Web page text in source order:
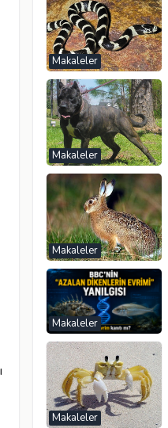
Makaleler
Makaleler
Makaleler
Makaleler
Makaleler